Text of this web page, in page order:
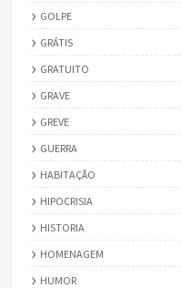
GOLPE
GRÁTIS
GRATUITO
GRAVE
GREVE
GUERRA
HABITAÇÃO
HIPOCRISIA
HISTORIA
HOMENAGEM
HUMOR